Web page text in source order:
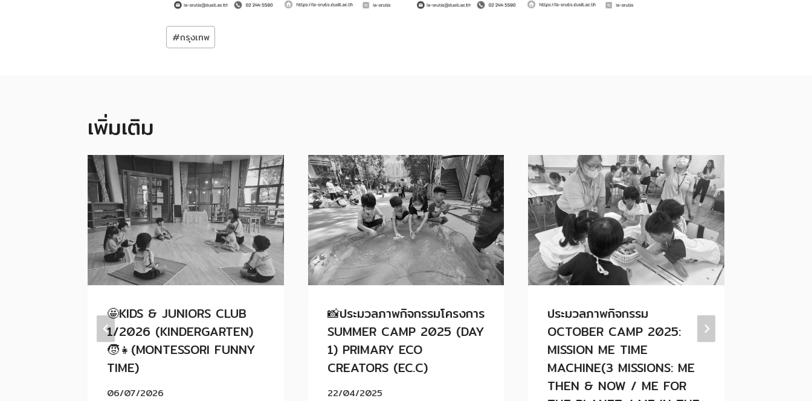
Post
Tags:
#กรุงเทพ
เพิ่มเติม
🤩KIDS & JUNIORS CLUB
1/2026 (KINDERGARTEN)
🧒👧(MONTESSORI FUNNY
TIME)
06/07/2026
📸ประมวลภาพกิจกรรมโครงการ
SUMMER CAMP 2025 (DAY
1) PRIMARY ECO
CREATORS (EC.C)
22/04/2025
ประมวลภาพกิจกรรม
OCTOBER CAMP 2025:
MISSION ME TIME
MACHINE(3 MISSIONS: ME
THEN & NOW / ME FOR